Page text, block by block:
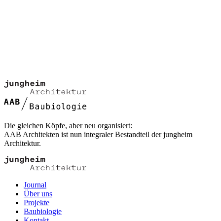
Die gleichen Köpfe, aber neu organisiert:
AAB Architekten ist nun integraler Bestandteil der jungheim
Architektur.
Journal
Über uns
Projekte
Baubiologie